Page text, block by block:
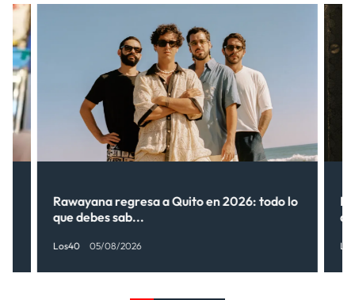
Rawayana regresa a Quito en 2026: todo lo
que debes sab...
Los40 05/08/2026